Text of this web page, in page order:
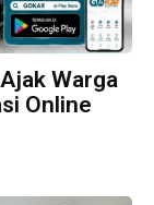
Warga
Online